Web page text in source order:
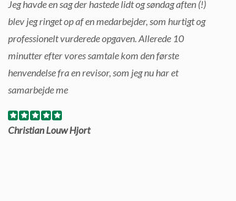
Jeg havde en sag der hastede lidt og søndag aften (!)
blev jeg ringet op af en medarbejder, som hurtigt og
professionelt vurderede opgaven. Allerede 10
minutter efter vores samtale kom den første
henvendelse fra en revisor, som jeg nu har et
samarbejde me
Christian Louw Hjort